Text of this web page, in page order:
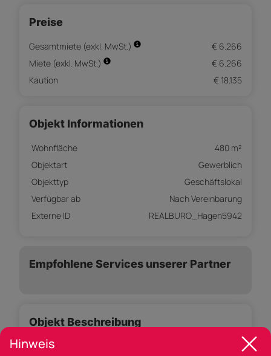
Preise
Gesamtmiete (exkl. MwSt.)
€ 6.266
Miete (exkl. MwSt.)
€ 6.266
Kaution
€ 18.135
Objekt Informationen
Wohnfläche
480 m²
Objektart
Gewerblich
Objekttyp
Geschäftslokal
Verfügbar ab
Nach Vereinbarung
Externe ID
REALBURO_Hagen5942
Empfohlene Services unserer Partner
Objekt Beschreibung
TOP-Gewerbefläche in Lochau
Hinweis